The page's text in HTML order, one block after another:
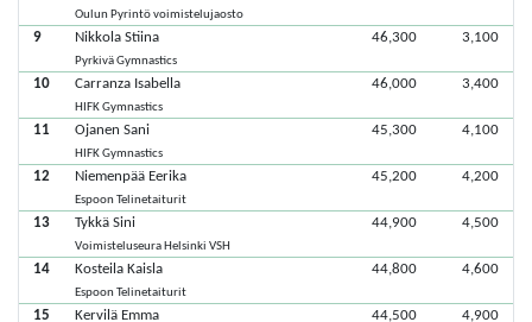
Oulun Pyrintö voimistelujaosto
9 Nikkola Stiina
Pyrkivä Gymnastics
46,300 3,100
10 Carranza Isabella
HIFK Gymnastics
46,000 3,400
11 Ojanen Sani
HIFK Gymnastics
45,300 4,100
12 Niemenpää Eerika
Espoon Telinetaiturit
45,200 4,200
13 Tykkä Sini
Voimisteluseura Helsinki VSH
44,900 4,500
14 Kosteila Kaisla
Espoon Telinetaiturit
44,800 4,600
15 Kervilä Emma 44,500 4,900